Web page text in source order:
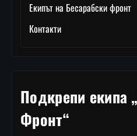
Екипът на Бесарабски фронт
Контакти
Подкрепи екипа
Фронт“